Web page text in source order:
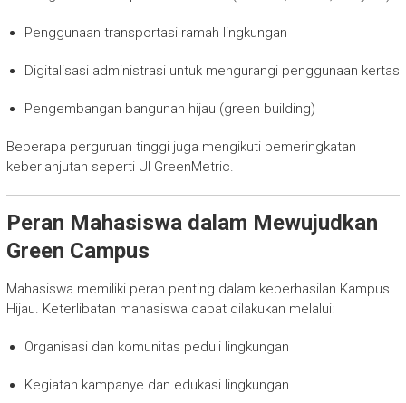
Penggunaan transportasi ramah lingkungan
Digitalisasi administrasi untuk mengurangi penggunaan kertas
Pengembangan bangunan hijau (green building)
Beberapa perguruan tinggi juga mengikuti pemeringkatan
keberlanjutan seperti UI GreenMetric.
Peran Mahasiswa dalam Mewujudkan
Green Campus
Mahasiswa memiliki peran penting dalam keberhasilan Kampus
Hijau. Keterlibatan mahasiswa dapat dilakukan melalui:
Organisasi dan komunitas peduli lingkungan
Kegiatan kampanye dan edukasi lingkungan